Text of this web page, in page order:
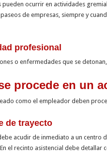
pueden ocurrir en actividades
de empresas, siempre y
profesional
o enfermedades que se
procede en un
como el empleador deben
de trayecto
acudir de inmediato a un centro
el recinto asistencial debe